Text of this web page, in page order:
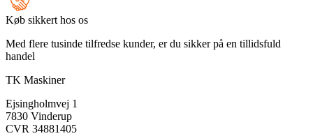
Køb sikkert hos os
Med flere tusinde tilfredse kunder, er du sikker på en tillidsfuld
handel
TK Maskiner
Ejsingholmvej 1
7830 Vinderup
CVR 34881405